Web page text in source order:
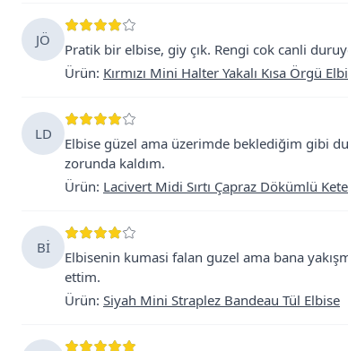
JÖ
Pratik bir elbise, giy çık. Rengi cok canli
Ürün: Kırmızı Mini Halter Yakalı Kısa Örgü
LD
Elbise güzel ama üzerimde beklediğim gibi
zorunda kaldım.
Ürün: Lacivert Midi Sırtı Çapraz Dökümlü
Bİ
Elbisenin kumasi falan guzel ama bana
ettim.
Ürün: Siyah Mini Straplez Bandeau Tül Elbise